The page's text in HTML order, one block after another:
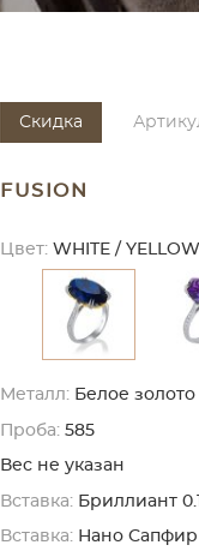
Скидка
FUSION
Цвет: WHITE / YELLOW
Металл: Белое золото
Проба: 585
Вес не указан
Вставка: Бриллиант
Вставка: Нано Сапфир